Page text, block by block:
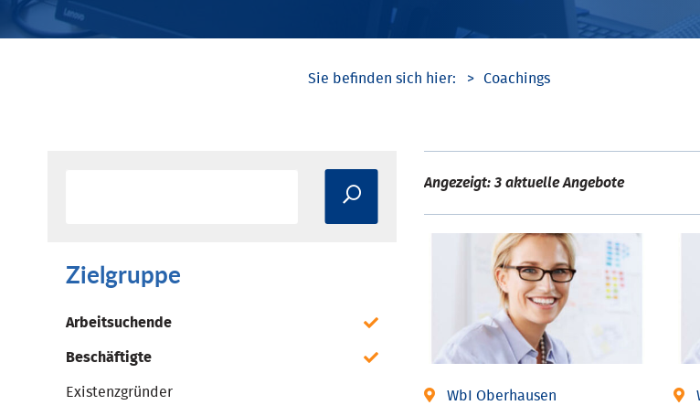
Coachings
Zielgruppe
Arbeitsuchende
Beschäftigte
Existenzgründer
Angezeigt: 3 aktuelle Angebote
WbI Oberhausen